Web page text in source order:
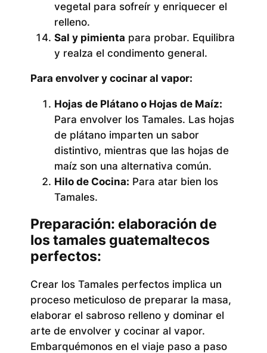
vegetal para sofreír y enriquecer el
relleno.
Sal y pimienta para probar. Equilibra
y realza el condimento general.
Para envolver y cocinar al vapor:
Hojas de Plátano o Hojas de Maíz:
Para envolver los Tamales. Las hojas
de plátano imparten un sabor
distintivo, mientras que las hojas de
maíz son una alternativa común.
Hilo de Cocina: Para atar bien los
Tamales.
Preparación: elaboración de
los tamales guatemaltecos
perfectos:
Crear los Tamales perfectos implica un
proceso meticuloso de preparar la masa,
elaborar el sabroso relleno y dominar el
arte de envolver y cocinar al vapor.
Embarquémonos en el viaje paso a paso